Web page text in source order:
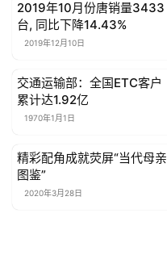
母婴亲子
2019年10月份唐销量3433
台, 同比下降14.43%
2019年12月10日
母婴亲子
交通运输部：全国ETC客户
累计达1.92亿
1970年1月1日
母婴亲子
精彩配角成就荧屏“当代母亲
图鉴”
2020年3月28日